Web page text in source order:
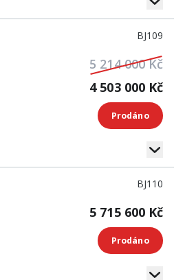
BJ109
5 214 000 Kč
4 503 000 Kč
Prodáno
BJ110
5 715 600 Kč
Prodáno